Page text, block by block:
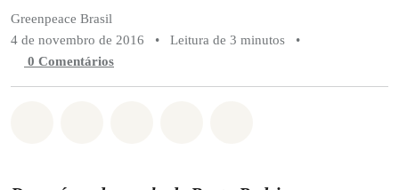
Greenpeace Brasil
4 de novembro de 2016
• Leitura de 3 minutos
•
0 Comentários